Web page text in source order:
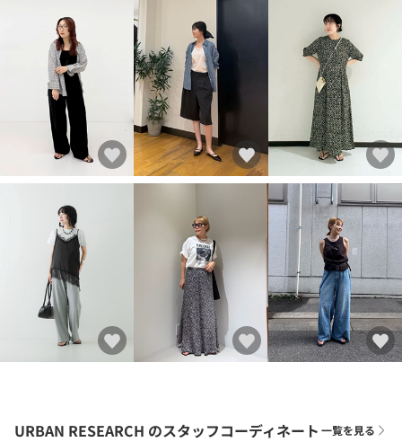
URBAN RESEARCH のスタッフコーディネート 一覧を見る